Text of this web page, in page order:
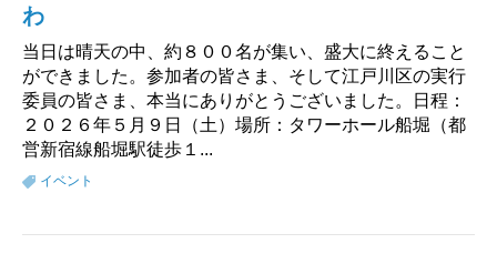
わ
当日は晴天の中、約８００名が集い、盛大に終えること
ができました。参加者の皆さま、そして江戸川区の実行
委員の皆さま、本当にありがとうございました。日程：
２０２６年５月９日（土）場所：タワーホール船堀（都
営新宿線船堀駅徒歩１...
イベント